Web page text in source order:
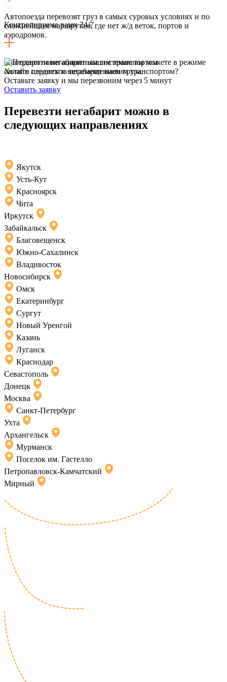
Автопоезда перевозят груз в самых суровых условиях и по
сложнейшим маршрутам, где нет ж/д веток, портов и
аэродромов.
Контролируема вами 24/7
Благодаря навигационным системам вы можете в режиме
онлайн следить за перемещением груза.
Хотите перевезти негабарит нашим транспортом?
Оставьте заявку и мы перезвоним через 5 минут
Оставить заявку
Перевезти негабарит можно в
следующих направлениях
Якутск
Усть-Кут
Красноярск
Чита
Иркутск
Забайкальск
Благовещенск
Южно-Сахалинск
Владивосток
Новосибирск
Омск
Екатеринбург
Сургут
Новый Уренгой
Казань
Луганск
Краснодар
Севастополь
Донецк
Москва
Санкт-Петербург
Ухта
Архангельск
Мурманск
Поселок им. Гастелло
Петропавловск-Камчатский
Мирный